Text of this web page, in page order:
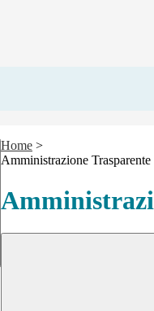
Home >
Amministrazione Trasparente